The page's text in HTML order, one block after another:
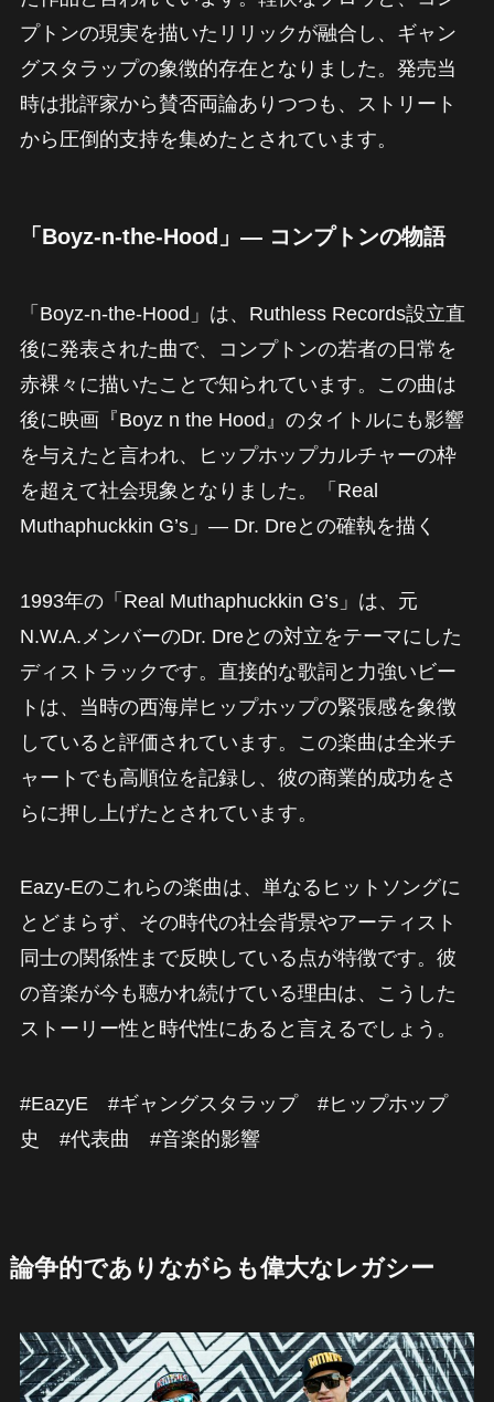
プトンの現実を描いたリリックが融合し、ギャン
グスタラップの象徴的存在となりました。発売当
時は批評家から賛否両論ありつつも、ストリート
から圧倒的支持を集めたとされています。
「Boyz-n-the-Hood」― コンプトンの物語
「Boyz-n-the-Hood」は、Ruthless Records設立直
後に発表された曲で、コンプトンの若者の日常を
赤裸々に描いたことで知られています。この曲は
後に映画『Boyz n the Hood』のタイトルにも影響
を与えたと言われ、ヒップホップカルチャーの枠
を超えて社会現象となりました。「Real
Muthaphuckkin G’s」― Dr. Dreとの確執を描く
1993年の「Real Muthaphuckkin G’s」は、元
N.W.A.メンバーのDr. Dreとの対立をテーマにした
ディストラックです。直接的な歌詞と力強いビー
トは、当時の西海岸ヒップホップの緊張感を象徴
していると評価されています。この楽曲は全米チ
ャートでも高順位を記録し、彼の商業的成功をさ
らに押し上げたとされています。
Eazy-Eのこれらの楽曲は、単なるヒットソングに
とどまらず、その時代の社会背景やアーティスト
同士の関係性まで反映している点が特徴です。彼
の音楽が今も聴かれ続けている理由は、こうした
ストーリー性と時代性にあると言えるでしょう。
#EazyE #ギャングスタラップ #ヒップホップ
史 #代表曲 #音楽的影響
論争的でありながらも偉大なレガシー